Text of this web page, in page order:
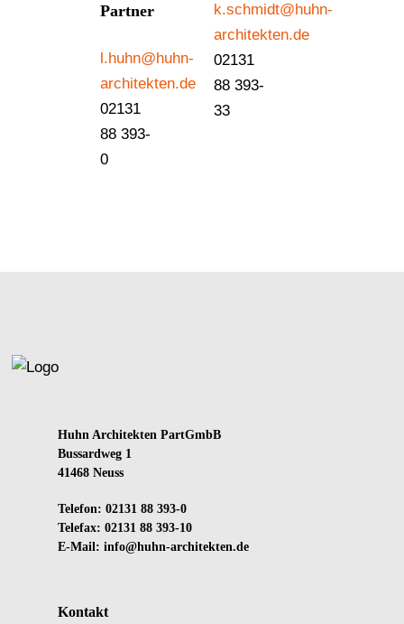
Partner
l.huhn@huhn-
architekten.de
02131
88 393-
0
k.schmidt@huhn-
architekten.de
02131
88 393-
33
Huhn Architekten PartGmbB
Bussardweg 1
41468 Neuss
Telefon: 02131 88 393-0
Telefax: 02131 88 393-10
E-Mail: info@huhn-architekten.de
Kontakt